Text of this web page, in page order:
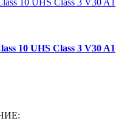
10 UHS Class 3 V30 A1